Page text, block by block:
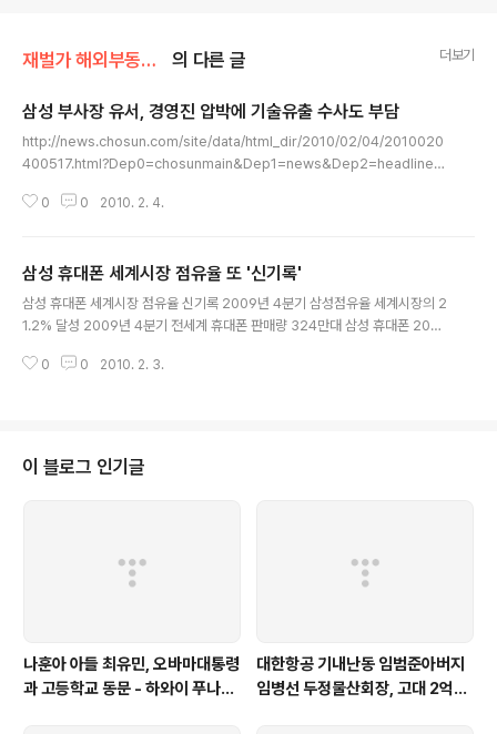
재벌가 해외부동산/삼성 의 다른 글 더보기
삼성 부사장 유서, 경영진 압박에 기술유출 수사도 부담
http://news.chosun.com/site/data/html_dir/2010/02/04/2010020
400517.html?Dep0=chosunmain&Dep1=news&Dep2=headline1
부사장 이모(51)씨가 자신의 생일이자 사고 전날인 25일 밤 유서를 작성해 자
담이 너무 과중해 감당하기 힘들다’고 했다”며 “‘(회사를) 그만두고 싶어도 그만
둘 수가 없었다’고 했다”고 전했다. 고인은 가까운 주변에 ‘곳곳이 지뢰밭’ ‘도처
에 폭탄’ 등의 표현을 ..
0 0 2010. 2. 4.
삼성 휴대폰 세계시장 점유율 또 '신기록'
삼성 휴대폰 세계시장 점유율 신기록 2009년 4분기 삼성점유율 세계시장의 2
1.2% 달성 2009년 4분기 전세계 휴대폰 판매량 324만대 삼성 휴대폰 2009
년 전체 세계시장 점유율 1.8% 신장 노키아 휴대폰 2009년 전체 세계시장 점
0 0 2010. 2. 3.
이 블로그 인기글
나훈아 아들 최유민, 오바마대통령
과 고등학교 동문 - 하와이 푸나호
대한항공 기내난동 임범준아버지
임병선 두정물산회장, 고대 2억기